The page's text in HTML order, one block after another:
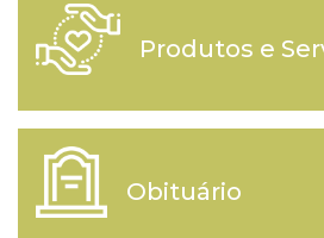
Produtos e
Obituário